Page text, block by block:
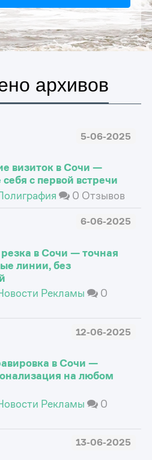
архивов
5-06-2025
визиток в Сочи —
себя с первой встречи
0 Отзывов
6-06-2025
в Сочи — точная
линии, без
Рекламы
0
12-06-2025
в Сочи —
на любом
Рекламы
0
13-06-2025